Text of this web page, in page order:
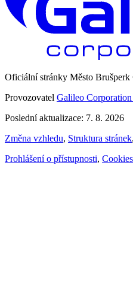
Oficiální stránky Město
Provozovatel Galileo Corporation
Poslední aktualizace: 7. 8. 2026
Změna vzhledu, Struktura stránek,
Prohlášení o přístupnosti, Cookies